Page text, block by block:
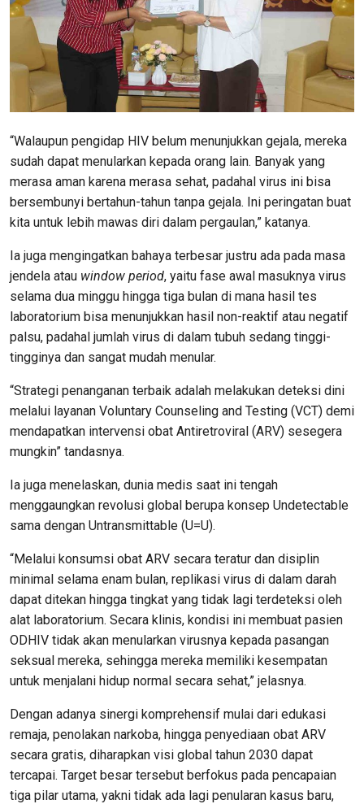
“Walaupun pengidap HIV belum menunjukkan gejala, mereka
sudah dapat menularkan kepada orang lain. Banyak yang
merasa aman karena merasa sehat, padahal virus ini bisa
bersembunyi bertahun-tahun tanpa gejala. Ini peringatan buat
kita untuk lebih mawas diri dalam pergaulan,” katanya.
Ia juga mengingatkan bahaya terbesar justru ada pada masa
jendela atau window period, yaitu fase awal masuknya virus
selama dua minggu hingga tiga bulan di mana hasil tes
laboratorium bisa menunjukkan hasil non-reaktif atau negatif
palsu, padahal jumlah virus di dalam tubuh sedang tinggi-
tingginya dan sangat mudah menular.
“Strategi penanganan terbaik adalah melakukan deteksi dini
melalui layanan Voluntary Counseling and Testing (VCT) demi
mendapatkan intervensi obat Antiretroviral (ARV) sesegera
mungkin” tandasnya.
Ia juga menelaskan, dunia medis saat ini tengah
menggaungkan revolusi global berupa konsep Undetectable
sama dengan Untransmittable (U=U).
“Melalui konsumsi obat ARV secara teratur dan disiplin
minimal selama enam bulan, replikasi virus di dalam darah
dapat ditekan hingga tingkat yang tidak lagi terdeteksi oleh
alat laboratorium. Secara klinis, kondisi ini membuat pasien
ODHIV tidak akan menularkan virusnya kepada pasangan
seksual mereka, sehingga mereka memiliki kesempatan
untuk menjalani hidup normal secara sehat,” jelasnya.
Dengan adanya sinergi komprehensif mulai dari edukasi
remaja, penolakan narkoba, hingga penyediaan obat ARV
secara gratis, diharapkan visi global tahun 2030 dapat
tercapai. Target besar tersebut berfokus pada pencapaian
tiga pilar utama, yakni tidak ada lagi penularan kasus baru,